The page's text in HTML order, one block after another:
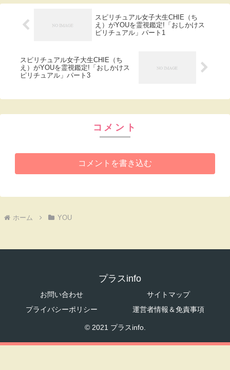
スピリチュアル女子大生CHIE（ち
え）がYOUを霊視鑑定!「おしかけス
ピリチュアル」パート1
スピリチュアル女子大生CHIE（ち
え）がYOUを霊視鑑定!「おしかけス
ピリチュアル」パート3
コメント
コメントを書き込む
ホーム YOU
プラスinfo
お問い合わせ
サイトマップ
プライバシーポリシー
運営者情報＆免責事項
© 2021 プラスinfo.